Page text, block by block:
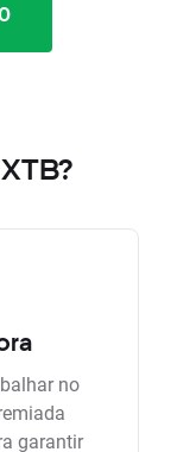
no
garantir